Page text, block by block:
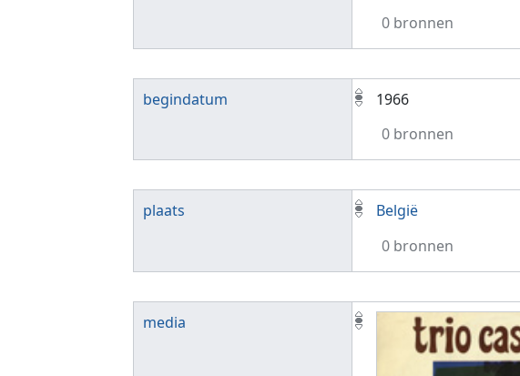
0 bronnen
begindatum
1966
0 bronnen
plaats
België
0 bronnen
media